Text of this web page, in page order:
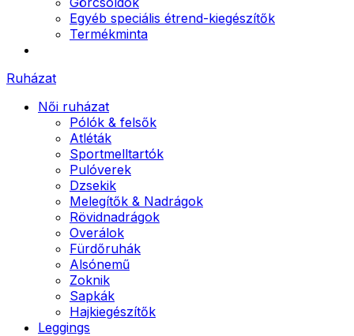
Egyéb speciális étrend-kiegészítők
Termékminta
Ruházat
Női ruházat
Pólók & felsők
Atléták
Sportmelltartók
Pulóverek
Dzsekik
Melegítők & Nadrágok
Rövidnadrágok
Overálok
Fürdőruhák
Alsónemű
Zoknik
Sapkák
Hajkiegészítők
Leggings